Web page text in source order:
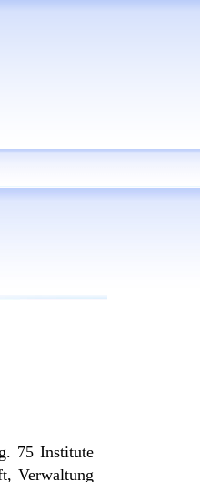
75 Institute
Verwaltung